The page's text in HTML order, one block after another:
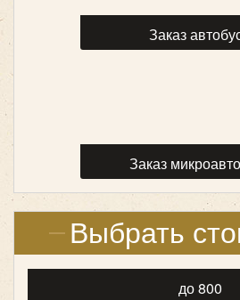
Заказ
Заказ
Выбрать
до 800